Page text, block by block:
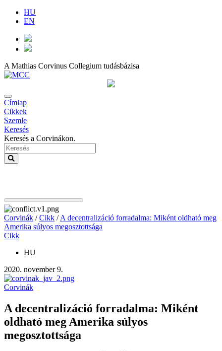
HU
EN
A Mathias Corvinus Collegium tudásbázisa
Címlap
Cikkek
Szemle
Keresés
Keresés a Corvinákon.
Corvinák /Cikk /A decentralizáció forradalma: Miként oldható meg
Amerika súlyos megosztottsága
Cikk
HU
2020. november 9.
Corvinák
A decentralizáció forradalma: Miként
oldható meg Amerika súlyos
megosztottsága